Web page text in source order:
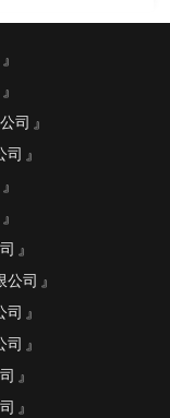
司
司
公司
司
司